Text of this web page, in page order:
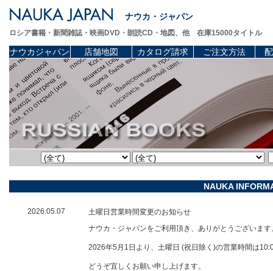
ナウカ・ジャパン
ロシア書籍・新聞雑誌・映画DVD・朗読CD・地図、他 在庫15000タイトル
ナウカジャパン 店舗地図 カタログ請求 ご注文方法
NAUKA
2026.05.07
土曜日営業時間変更のお知らせ
ナウカ・ジャパンをご利用頂き、ありがとうございます
2026年5月1日より、土曜日 (祝日除く)の営業時間は
どうぞ宜しくお願い申し上げます。